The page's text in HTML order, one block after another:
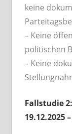
keine
– Keine
politischen
– Keine
Fallstudie
19.12.2025